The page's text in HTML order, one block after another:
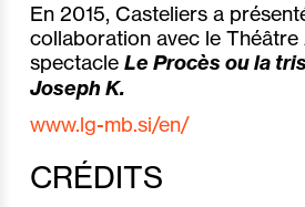
En 2015, Casteliers a
collaboration avec le Théâtre
spectacle Le Procès ou la
Joseph K.
www.lg-mb.si/en/
CRÉDITS